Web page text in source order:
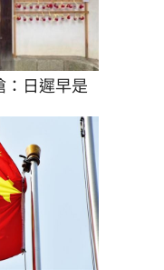
：日遲早是